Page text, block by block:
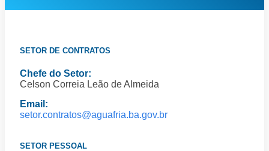
SETOR DE CONTRATOS
Chefe do Setor:
Celson Correia Leão de Almeida
Email:
setor.contratos@aguafria.ba.gov.br
SETOR PESSOAL